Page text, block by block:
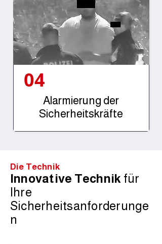
04
Alarmierung der
Sicherheitskräfte
Die Technik
Innovative Technik für
Ihre
Sicherheitsanforderunge
n